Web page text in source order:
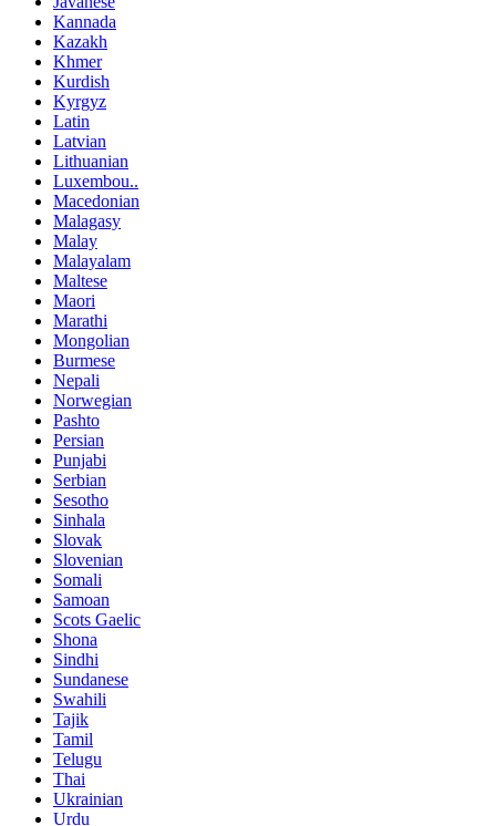
Kannada
Kazakh
Khmer
Kurdish
Kyrgyz
Latin
Latvian
Lithuanian
Luxembou..
Macedonian
Malagasy
Malay
Malayalam
Maltese
Maori
Marathi
Mongolian
Burmese
Nepali
Norwegian
Pashto
Persian
Punjabi
Serbian
Sesotho
Sinhala
Slovak
Slovenian
Somali
Samoan
Scots Gaelic
Shona
Sindhi
Sundanese
Swahili
Tajik
Tamil
Telugu
Thai
Ukrainian
Urdu